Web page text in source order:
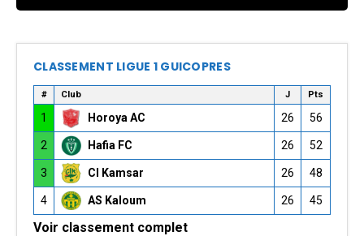
CLASSEMENT LIGUE 1 GUICOPRES
# Club J Pts
1 Horoya AC 26 56
2 Hafia FC 26 52
3 CI Kamsar 26 48
4 AS Kaloum 26 45
Voir classement complet